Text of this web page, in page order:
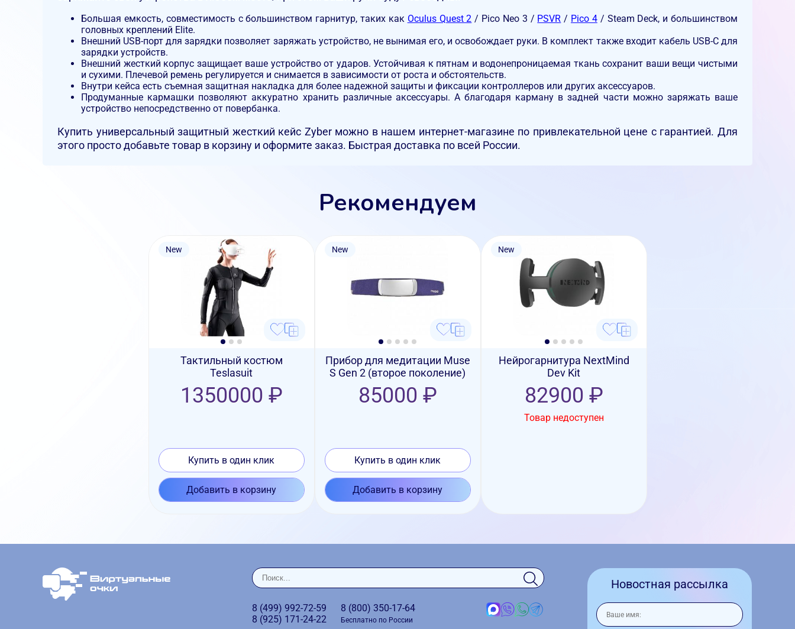
Большая емкость, совместимость с большинством гарнитур, таких как Oculus Quest 2 / Pico Neo 3 / PSVR / Pico 4/ Steam Deck, и большинством
головных креплений Elite.
Внешний USB-порт для зарядки позволяет заряжать устройство, не вынимая его, и освобождает руки. В комплект также входит кабель USB-C для
зарядки устройств.
Внешний жесткий корпус защищает ваше устройство от ударов. Устойчивая к пятнам и водонепроницаемая ткань сохранит ваши вещи чистыми
и сухими. Плечевой ремень регулируется и снимается в зависимости от роста и обстоятельств.
Внутри кейса есть съемная защитная накладка для более надежной защиты и фиксации контроллеров или других аксессуаров.
Продуманные кармашки позволяют аккуратно хранить различные аксессуары. А благодаря карману в задней части можно заряжать ваше
устройство непосредственно от повербанка.
Купить универсальный защитный жесткий кейс Zyber можно в нашем интернет-магазине по привлекательной цене с гарантией. Для
этого просто добавьте товар в корзину и оформите заказ. Быстрая доставка по всей России.
Рекомендуем
New
Тактильный костюм
Teslasuit
1350000 ₽
Купить в один клик
Добавить в корзину
New
Прибор для медитации Muse
S Gen 2 (второе поколение)
85000 ₽
Купить в один клик
Добавить в корзину
New
Нейрогарнитура NextMind
Dev Kit
82900 ₽
Товар недоступен
8 (499) 992-72-59
8 (925) 171-24-22
8 (800) 350-17-64
Бесплатно по России
Новостная рассылка